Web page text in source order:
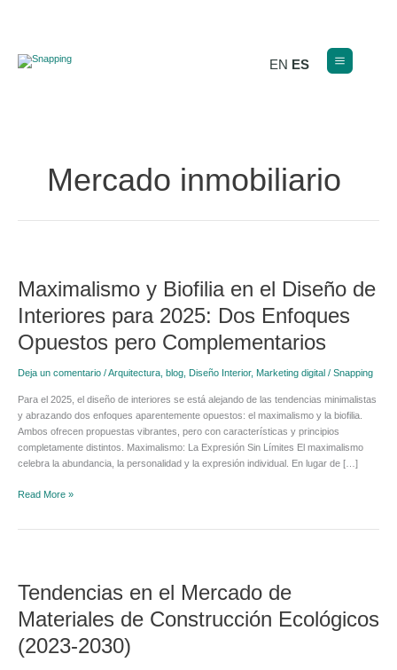
EN ES
Mercado inmobiliario
Maximalismo y Biofilia en el Diseño de
Interiores para 2025: Dos Enfoques
Opuestos pero Complementarios
Deja un comentario /Arquitectura blog Diseño Interior, Marketing digital / Snapping
Para el 2025, el diseño de interiores se está alejando de las tendencias minimalistas
y abrazando dos enfoques aparentemente opuestos: el maximalismo y la biofilia.
Ambos ofrecen propuestas vibrantes, pero con características y principios
completamente distintos. Maximalismo: La Expresión Sin Límites El maximalismo
celebra la abundancia, la personalidad y la expresión individual. En lugar de […]
Biofilia
Diseño
de
para
2025:
Dos
Enfoques
Opuestos
pero
Read More »
Tendencias en el Mercado de
Materiales de Construcción Ecológicos
(2023-2030)
el
de
Materiales
de